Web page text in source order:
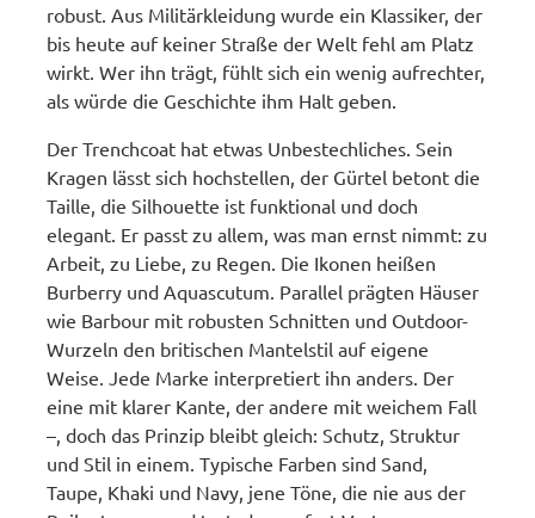
robust. Aus Militärkleidung wurde ein Klassiker, der
bis heute auf keiner Straße der Welt fehl am Platz
wirkt. Wer ihn trägt, fühlt sich ein wenig aufrechter,
als würde die Geschichte ihm Halt geben.
Der Trenchcoat hat etwas Unbestechliches. Sein
Kragen lässt sich hochstellen, der Gürtel betont die
Taille, die Silhouette ist funktional und doch
elegant. Er passt zu allem, was man ernst nimmt: zu
Arbeit, zu Liebe, zu Regen. Die Ikonen heißen
Burberry und Aquascutum. Parallel prägten Häuser
wie Barbour mit robusten Schnitten und Outdoor-
Wurzeln den britischen Mantelstil auf eigene
Weise. Jede Marke interpretiert ihn anders. Der
eine mit klarer Kante, der andere mit weichem Fall
–, doch das Prinzip bleibt gleich: Schutz, Struktur
und Stil in einem. Typische Farben sind Sand,
Taupe, Khaki und Navy, jene Töne, die nie aus der